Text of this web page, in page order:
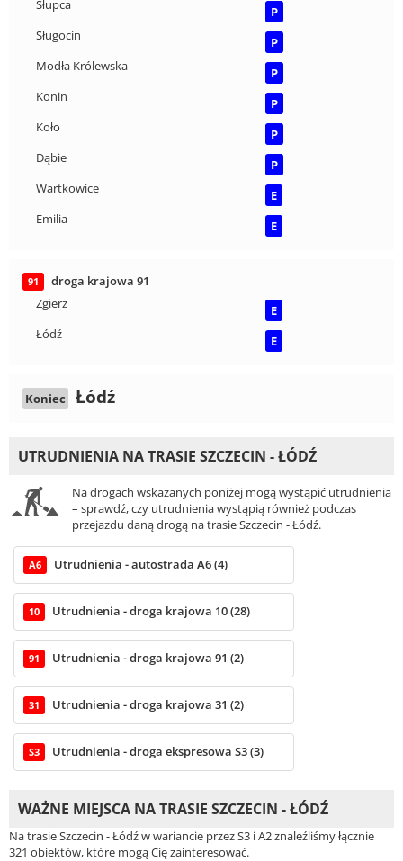
Słupca
P
Sługocin
P
Modła Królewska
P
Konin
P
Koło
P
Dąbie
P
Wartkowice
E
Emilia
E
91
droga krajowa 91
Zgierz
E
Łódź
E
Koniec Łódź
UTRUDNIENIA NA TRASIE SZCZECIN - ŁÓDŹ
Na drogach wskazanych poniżej mogą wystąpić utrudnienia
– sprawdź, czy utrudnienia wystąpią również podczas
przejazdu daną drogą na trasie Szczecin - Łódź.
A6 Utrudnienia - autostrada A6 (4)
10 Utrudnienia - droga krajowa 10 (28)
91 Utrudnienia - droga krajowa 91 (2)
31 Utrudnienia - droga krajowa 31 (2)
S3 Utrudnienia - droga ekspresowa S3 (3)
WAŻNE MIEJSCA NA TRASIE SZCZECIN - ŁÓDŹ
Na trasie Szczecin - Łódź w wariancie przez S3 i A2 znaleźliśmy łącznie
321 obiektów, które mogą Cię zainteresować.